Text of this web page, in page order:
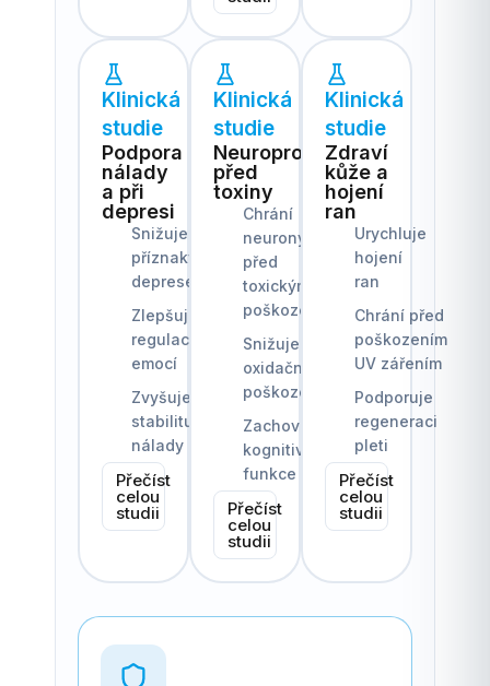
Klinická
studie
Podpora
nálady
a při
depresi
Snižuje
příznaky
deprese
Zlepšuje
regulaci
emocí
Zvyšuje
stabilitu
nálady
Přečíst
celou
studii
Klinická
studie
Neuroprotekce
před
toxiny
Chrání
neurony
před
toxickým
poškozením
Snižuje
oxidační
poškození
Zachovává
kognitivní
funkce
Přečíst
celou
studii
Klinická
studie
Zdraví
kůže a
hojení
ran
Urychluje
hojení
ran
Chrání před
poškozením
UV zářením
Podporuje
regeneraci
pleti
Přečíst
celou
studii